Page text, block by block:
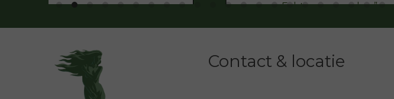
Echt een aanrader.
Contact & locatie